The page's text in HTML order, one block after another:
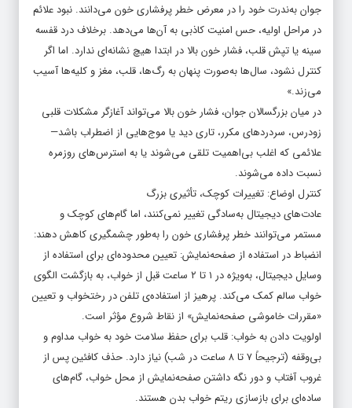
جوان به‌ندرت خود را در معرض خطر پرفشاری خون می‌دانند. نبود علائم
در مراحل اولیه، حس امنیت کاذبی به آن‌ها می‌دهد. برخلاف درد قفسه
سینه یا تپش قلب، فشار خون بالا در ابتدا هیچ نشانه‌ای ندارد. اما اگر
کنترل نشود، سال‌ها به‌صورت پنهان به رگ‌ها، قلب، مغز و کلیه‌ها آسیب
می‌زند.»
در میان بزرگسالان جوان، فشار خون بالا می‌تواند آغازگر مشکلات قلبی
زودرس، سردردهای مکرر، تاری دید یا موج‌هایی از اضطراب باشد—
علائمی که اغلب بی‌اهمیت تلقی می‌شوند یا به استرس‌های روزمره
نسبت داده می‌شوند.
کنترل اوضاع: تغییرات کوچک، تأثیری بزرگ
عادت‌های دیجیتال به‌سادگی تغییر نمی‌کنند، اما گام‌های کوچک و
مستمر می‌توانند خطر پرفشاری خون را به‌طور چشمگیری کاهش دهند:
انضباط در استفاده از صفحه‌نمایش: تعیین محدوده‌ای برای استفاده از
وسایل دیجیتال، به‌ویژه در ۱ تا ۲ ساعت قبل از خواب، به بازگشت الگوی
خواب سالم کمک می‌کند. پرهیز از استفاده‌ی تلفن در رختخواب و تعیین
«مقررات خاموشی صفحه‌نمایش» از نقاط شروع مؤثر است.
اولویت دادن به خواب: قلب برای حفظ سلامت خود به خواب مداوم و
بی‌وقفه (ترجیحاً ۷ تا ۸ ساعت در شب) نیاز دارد. حذف کافئین پس از
غروب آفتاب و دور نگه داشتن صفحه‌نمایش از محل خواب، گام‌های
ساده‌ای برای بازسازی ریتم خواب بدن هستند.